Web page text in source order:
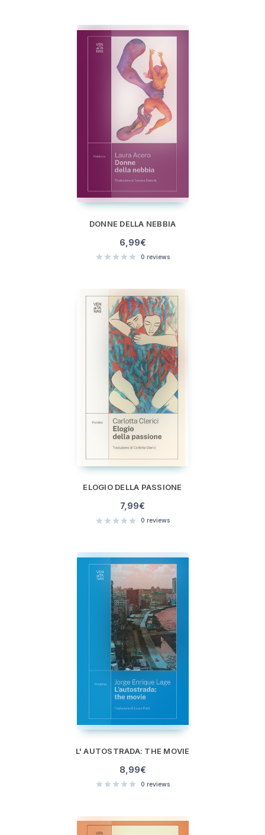
DONNE DELLA NEBBIA
6,99€
0 reviews
ELOGIO DELLA PASSIONE
7,99€
0 reviews
L' AUTOSTRADA: THE MOVIE
8,99€
0 reviews